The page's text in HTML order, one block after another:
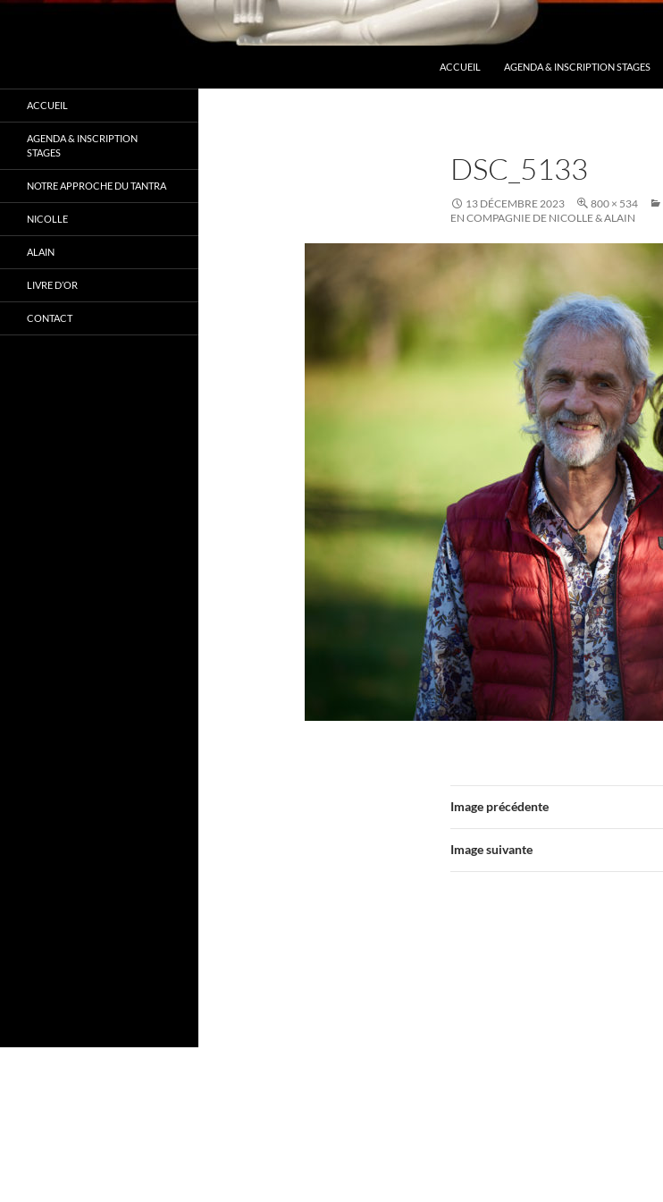
ACCUEIL AGENDA & INSCRIPTION STAGES
DSC_5133
13 DÉCEMBRE 2023 800 × 534
EN COMPAGNIE DE NICOLLE & ALAIN
Image précédente
Image suivante
vous connaitre"
ACCUEIL
AGENDA & INSCRIPTION
STAGES
NOTRE APPROCHE DU TANTRA
NICOLLE
ALAIN
LIVRE D’OR
CONTACT